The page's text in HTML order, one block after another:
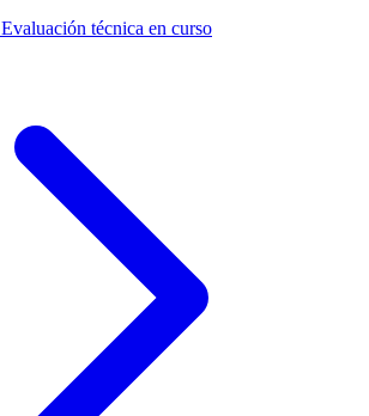
Evaluación técnica en curso